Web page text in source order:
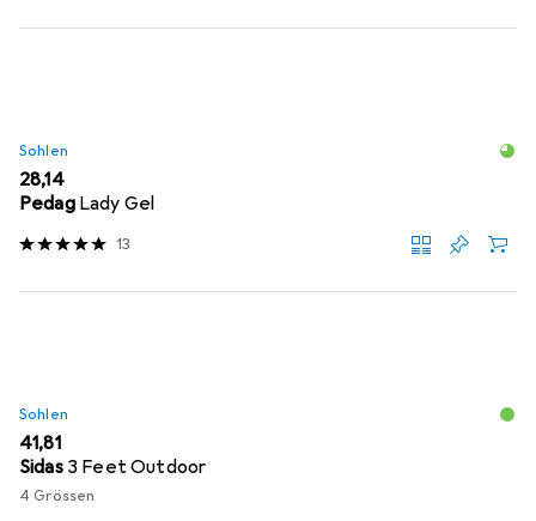
Sohlen
EUR
28,14
Pedag Lady Gel
13
Sohlen
EUR
41,81
Sidas 3 Feet Outdoor
4 Grössen